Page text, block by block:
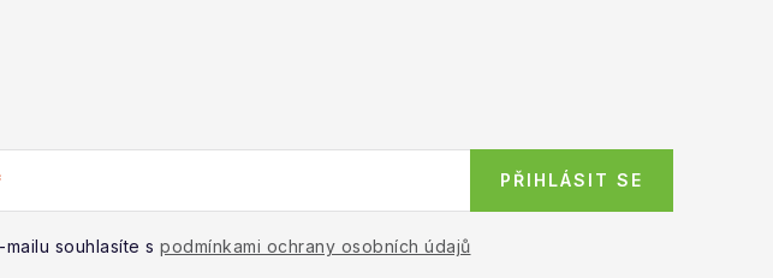
souhlasíte s podmínkami ochrany osobních údajů
PŘIHLÁSIT SE